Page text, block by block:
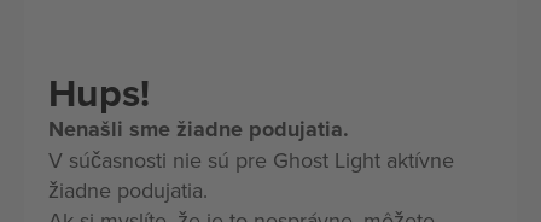
Hups!
Nenašli sme žiadne podujatia.
V súčasnosti nie sú pre Ghost Light aktívne
žiadne podujatia.